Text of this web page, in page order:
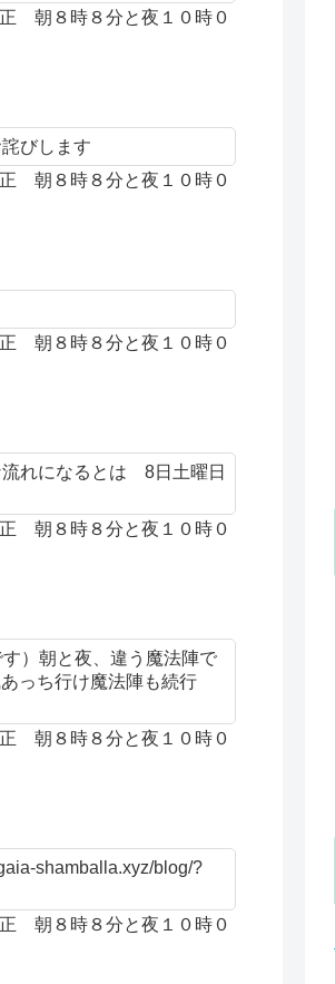
朝８時８分と夜１０時０
びします
朝８時８分と夜１０時０
朝８時８分と夜１０時０
れになるとは 8日土曜日
朝８時８分と夜１０時０
）朝と夜、違う魔法陣で
っち行け魔法陣も続行
朝８時８分と夜１０時０
shamballa.xyz/blog/?
朝８時８分と夜１０時０